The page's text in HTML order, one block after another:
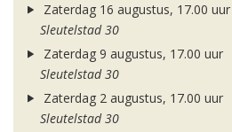
Zaterdag 16 augustus, 17.00 uur
Sleutelstad 30
Zaterdag 9 augustus, 17.00 uur
Sleutelstad 30
Zaterdag 2 augustus, 17.00 uur
Sleutelstad 30